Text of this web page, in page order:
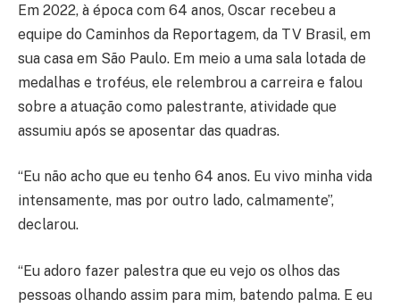
Em 2022, à época com 64 anos, Oscar recebeu a
equipe do Caminhos da Reportagem, da TV Brasil, em
sua casa em São Paulo. Em meio a uma sala lotada de
medalhas e troféus, ele relembrou a carreira e falou
sobre a atuação como palestrante, atividade que
assumiu após se aposentar das quadras.
“Eu não acho que eu tenho 64 anos. Eu vivo minha vida
intensamente, mas por outro lado, calmamente”,
declarou.
“Eu adoro fazer palestra que eu vejo os olhos das
pessoas olhando assim para mim, batendo palma. E eu